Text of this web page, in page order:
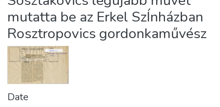
About us
mutatta be az Erkel SzÍnházban
Rosztropovics gordonkaművész
Date